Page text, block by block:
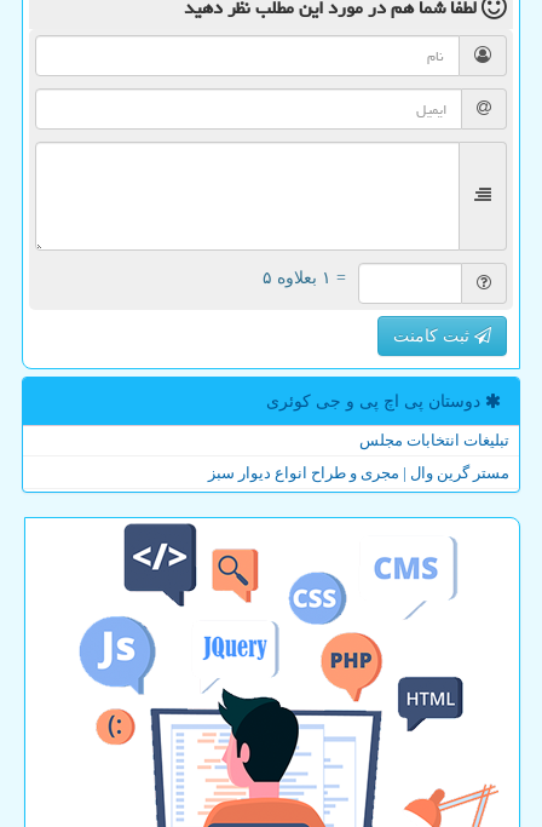
لطفا شما همدر مورد این مطلبنظر دهید
= ۱ بعلاوه ۵
ثبت کامنت
دوستان پی اچ پی و جی كوئری
تبلیغات انتخابات مجلس
مستر گرین وال | مجری و طراح انواع دیوار سبز